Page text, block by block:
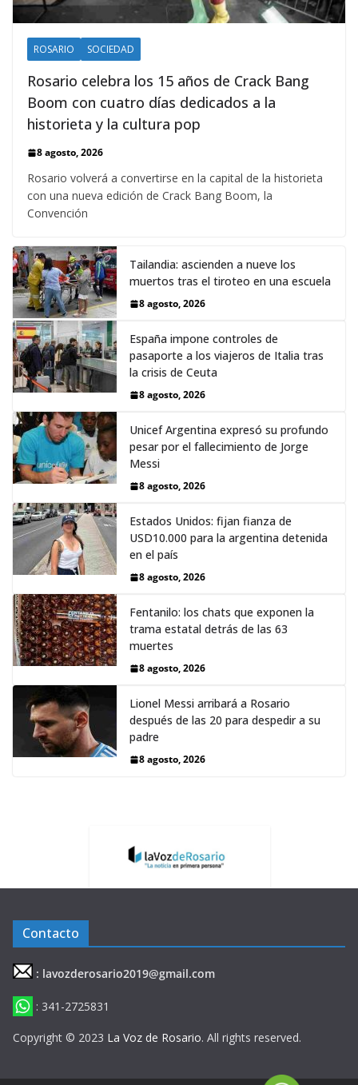
ROSARIO SOCIEDAD
Rosario celebra los 15 años de Crack Bang
Boom con cuatro días dedicados a la
historieta y la cultura pop
8 agosto, 2026
Rosario volverá a convertirse en la capital de la historieta
con una nueva edición de Crack Bang Boom, la
Convención
Tailandia: ascienden a nueve los
muertos tras el tiroteo en una escuela
8 agosto, 2026
España impone controles de
pasaporte a los viajeros de Italia tras
la crisis de Ceuta
8 agosto, 2026
Unicef Argentina expresó su profundo
pesar por el fallecimiento de Jorge
Messi
8 agosto, 2026
Estados Unidos: fijan fianza de
USD10.000 para la argentina detenida
en el país
8 agosto, 2026
Fentanilo: los chats que exponen la
trama estatal detrás de las 63
muertes
8 agosto, 2026
Lionel Messi arribará a Rosario
después de las 20 para despedir a su
padre
8 agosto, 2026
Contacto
: lavozderosario2019@gmail.com
: 341-2725831
Copyright © 2023 La Voz de Rosario. All rights reserved.